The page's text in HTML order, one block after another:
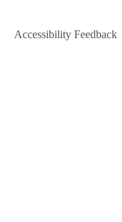
Accessibility Feedback